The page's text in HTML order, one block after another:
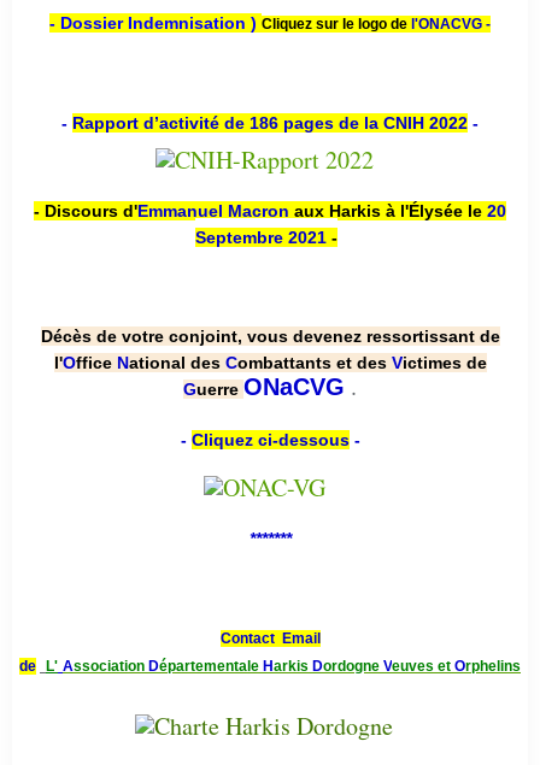
- Dossier Indemnisation ) Cliquez sur le logo de l'ONACVG -
- Rapport d’activité de 186 pages de la CNIH 2022 -
- Discours d'Emmanuel Macron aux Harkis à l'Élysée le 20
Septembre 2021 -
Décès de votre conjoint, vous devenez ressortissant de
l'Office National des Combattants et des Victimes de
Guerre ONaCVG .
- Cliquez ci-dessous-
*******
Contact Email
de
L' Association Départementale Harkis Dordogne Veuves et Orphelins